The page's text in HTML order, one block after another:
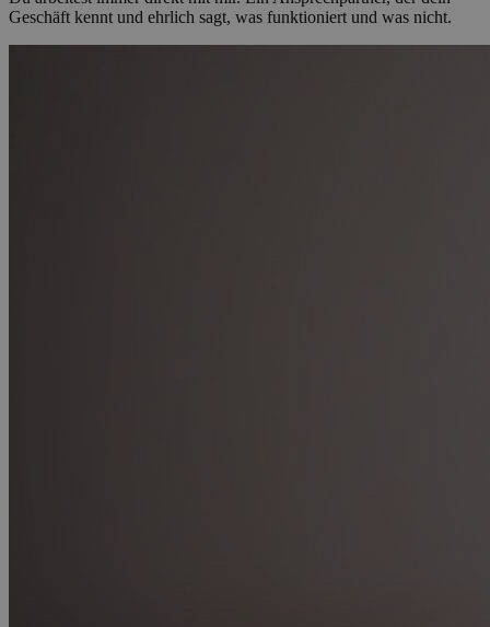
Geschäft kennt und ehrlich sagt, was funktioniert und was nicht.